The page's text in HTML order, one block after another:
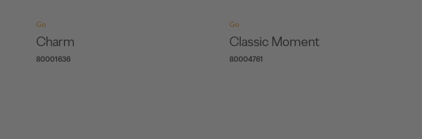
Go
Charm
80001636
Go
Classic Moment
80004761